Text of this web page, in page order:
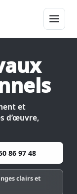
Menu
et
d’œuvre,
86 97 48
clairs et